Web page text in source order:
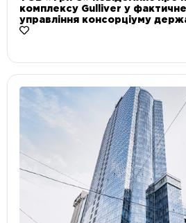
комплексу Gulliver у фактичне
управління консорціуму